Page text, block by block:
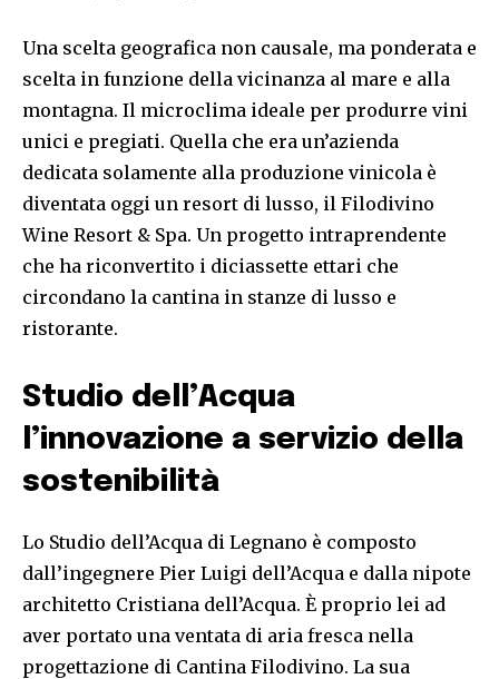
Una scelta geografica non causale, ma ponderata e
scelta in funzione della vicinanza al mare e alla
montagna. Il microclima ideale per produrre vini
unici e pregiati. Quella che era un’azienda
dedicata solamente alla produzione vinicola è
diventata oggi un resort di lusso, il Filodivino
Wine Resort & Spa. Un progetto intraprendente
che ha riconvertito i diciassette ettari che
circondano la cantina in stanze di lusso e
ristorante.
Studio dell’Acqua
l’innovazione a servizio della
sostenibilità
Lo Studio dell’Acqua di Legnano è composto
dall’ingegnere Pier Luigi dell’Acqua e dalla nipote
architetto Cristiana dell’Acqua. È proprio lei ad
aver portato una ventata di aria fresca nella
progettazione di Cantina Filodivino. La sua